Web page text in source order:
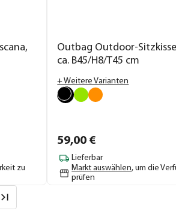
zu
Outbag Outdoor-
ca. B45/H8/T45 cm
+ Weitere Varianten
59,00 €
Lieferbar
Markt auswählen, um die
prüfen